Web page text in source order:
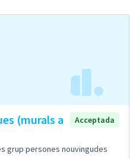
(murals a
Acceptada
grup persones nouvingudes